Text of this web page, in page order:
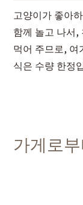
고양이가 좋아
함께 놀고 나서,
먹어 주므로, 여
식은 수량 한정
가게로